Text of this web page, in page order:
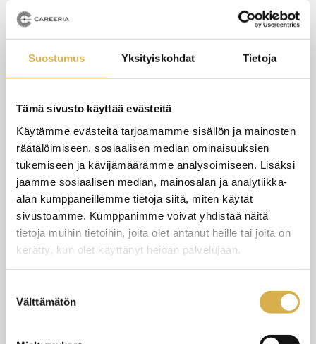
Suostumus Yksityiskohdat Tietoja
Tämä sivusto käyttää evästeitä
Käytämme evästeitä tarjoamamme sisällön ja mainosten
räätälöimiseen, sosiaalisen median ominaisuuksien
tukemiseen ja kävijämäärämme analysoimiseen. Lisäksi
jaamme sosiaalisen median, mainosalan ja analytiikka-
alan kumppaneillemme tietoja siitä, miten käytät
sivustoamme. Kumppanimme voivat yhdistää näitä
tietoja muihin tietoihin, joita olet antanut heille tai joita on
kerätty, kun olet käyttänyt heidän palvelujaan.
valinta
Välttämätön
Överföring av uppgifter i övergångsskedet
3.8.2026 NYHET